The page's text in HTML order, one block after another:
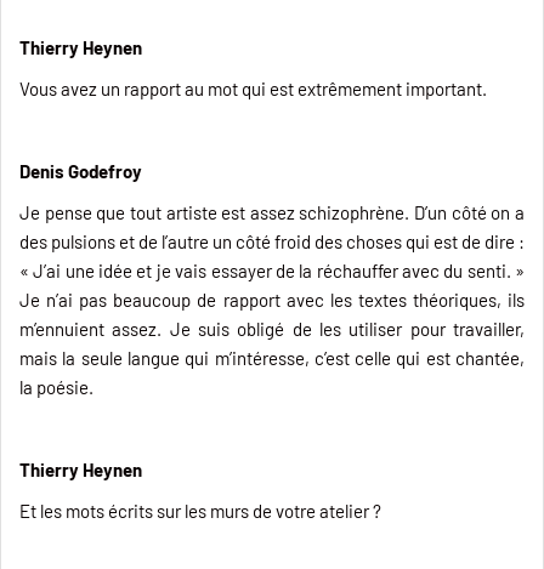
Thierry Heynen
Vous avez un rapport au mot qui est extrêmement important.
Denis Godefroy
Je pense que tout artiste est assez schizophrène. D’un côté on a
des pulsions et de l’autre un côté froid des choses qui est de dire :
« J’ai une idée et je vais essayer de la réchauffer avec du senti. »
Je n’ai pas beaucoup de rapport avec les textes théoriques, ils
m’ennuient assez. Je suis obligé de les utiliser pour travailler,
mais la seule langue qui m’intéresse, c’est celle qui est chantée,
la poésie.
Thierry Heynen
Et les mots écrits sur les murs de votre atelier ?